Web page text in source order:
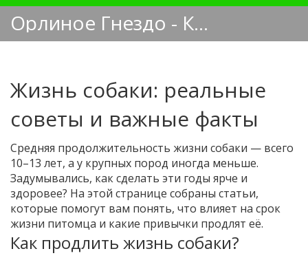
Орлиное Гнездо - Кинологический блог
Жизнь собаки: реальные
советы и важные факты
Средняя продолжительность жизни собаки — всего
10–13 лет, а у крупных пород иногда меньше.
Задумывались, как сделать эти годы ярче и
здоровее? На этой странице собраны статьи,
которые помогут вам понять, что влияет на срок
жизни питомца и какие привычки продлят её.
Как продлить жизнь собаки?